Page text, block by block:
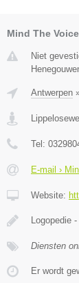
Mind The Voice
Niet
Antwerpen
Tel:
E-mail ›
Website:
Logopedie
Diensten
Er wordt